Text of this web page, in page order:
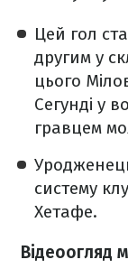
Цей гол
другим у
цього
Сегунді у
гравцем
систему
Хетафе.
Відеоогляд